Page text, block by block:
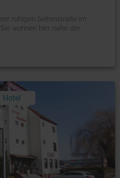
ruhigen Seitenstraße im
wohnen hier nahe der
Hotel
Foto: © booking.com